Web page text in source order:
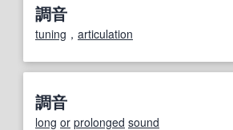
調音
tuning ， articulation
調音
long or prolonged sound